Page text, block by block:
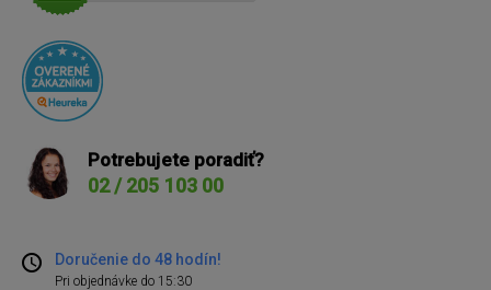
Potrebujete poradiť?
02 / 205 103 00
Doručenie do 48 hodín!
Pri objednávke do 15:30